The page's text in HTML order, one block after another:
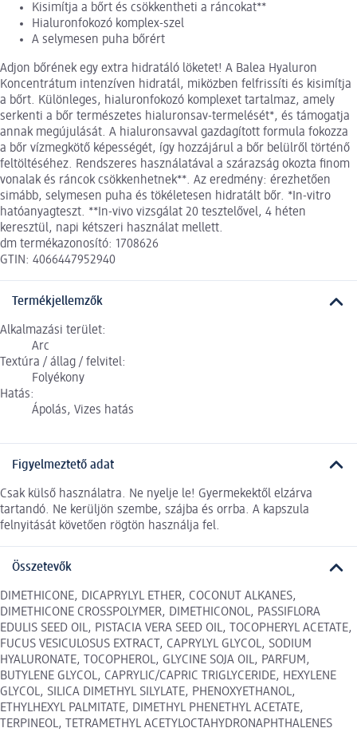
Kisimítja a bőrt és csökkentheti a ráncokat**
Hialuronfokozó komplex-szel
A selymesen puha bőrért
Adjon bőrének egy extra hidratáló löketet! A Balea Hyaluron
Koncentrátum intenzíven hidratál, miközben felfrissíti és kisimítja
a bőrt. Különleges, hialuronfokozó komplexet tartalmaz, amely
serkenti a bőr természetes hialuronsav-termelését*, és támogatja
annak megújulását. A hialuronsavval gazdagított formula fokozza
a bőr vízmegkötő képességét, így hozzájárul a bőr belülről történő
feltöltéséhez. Rendszeres használatával a szárazság okozta finom
vonalak és ráncok csökkenhetnek**. Az eredmény: érezhetően
simább, selymesen puha és tökéletesen hidratált bőr. *In-vitro
hatóanyagteszt. **In-vivo vizsgálat 20 tesztelővel, 4 héten
keresztül, napi kétszeri használat mellett.
dm termékazonosító: 1708626
GTIN: 4066447952940
Termékjellemzők
Alkalmazási terület:
Arc
Textúra / állag / felvitel:
Folyékony
Hatás:
Ápolás, Vizes hatás
Figyelmeztető adat
Csak külső használatra. Ne nyelje le! Gyermekektől elzárva
tartandó. Ne kerüljön szembe, szájba és orrba. A kapszula
felnyitását követően rögtön használja fel.
Összetevők
DIMETHICONE, DICAPRYLYL ETHER, COCONUT ALKANES,
DIMETHICONE CROSSPOLYMER, DIMETHICONOL, PASSIFLORA
EDULIS SEED OIL, PISTACIA VERA SEED OIL, TOCOPHERYL ACETATE,
FUCUS VESICULOSUS EXTRACT, CAPRYLYL GLYCOL, SODIUM
HYALURONATE, TOCOPHEROL, GLYCINE SOJA OIL, PARFUM,
BUTYLENE GLYCOL, CAPRYLIC/CAPRIC TRIGLYCERIDE, HEXYLENE
GLYCOL, SILICA DIMETHYL SILYLATE, PHENOXYETHANOL,
ETHYLHEXYL PALMITATE, DIMETHYL PHENETHYL ACETATE,
TERPINEOL, TETRAMETHYL ACETYLOCTAHYDRONAPHTHALENES